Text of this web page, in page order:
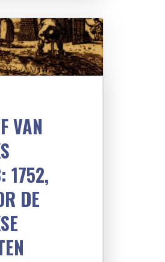
VAN
1752,
DE